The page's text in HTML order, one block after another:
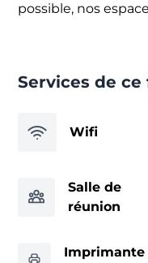
possible, nos
Services de
Wifi
Salle de
réunion
Imprimante